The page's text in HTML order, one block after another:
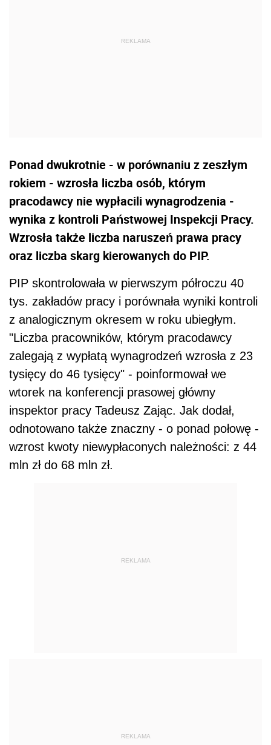
Ponad dwukrotnie - w porównaniu z zeszłym
rokiem - wzrosła liczba osób, którym
pracodawcy nie wypłacili wynagrodzenia -
wynika z kontroli Państwowej Inspekcji Pracy.
Wzrosła także liczba naruszeń prawa pracy
oraz liczba skarg kierowanych do PIP.
PIP skontrolowała w pierwszym półroczu 40
tys. zakładów pracy i porównała wyniki kontroli
z analogicznym okresem w roku ubiegłym.
"Liczba pracowników, którym pracodawcy
zalegają z wypłatą wynagrodzeń wzrosła z 23
tysięcy do 46 tysięcy" - poinformował we
wtorek na konferencji prasowej główny
inspektor pracy Tadeusz Zając. Jak dodał,
odnotowano także znaczny - o ponad połowę -
wzrost kwoty niewypłaconych należności: z 44
mln zł do 68 mln zł.
REKLAMA
REKLAMA